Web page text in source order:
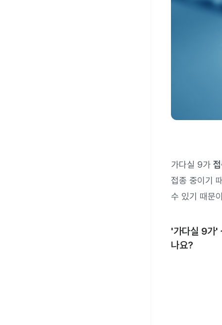
가다실 9가
접종 중이기
수 있기 때문
'가다실 9가'
나요?